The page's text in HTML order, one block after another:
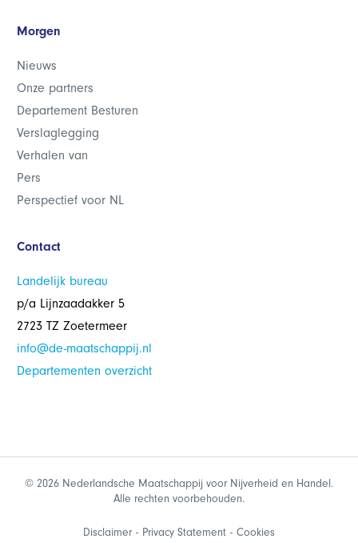
Morgen
Nieuws
Onze partners
Departement Besturen
Verslaglegging
Verhalen van
Pers
Perspectief voor NL
Contact
Landelijk bureau
p/a Lijnzaadakker 5
2723 TZ Zoetermeer
info@de-maatschappij.nl
Departementen overzicht
© 2026 Nederlandsche Maatschappij voor Nijverheid en Handel.
Alle rechten voorbehouden.
Disclaimer Privacy Statement Cookies